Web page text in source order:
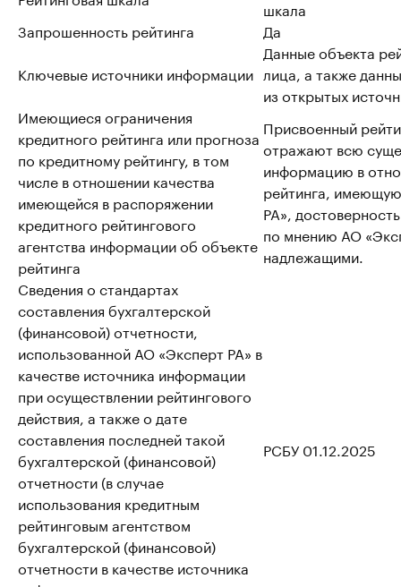
шкала
Запрошенность рейтинга
Да
Ключевые источники информации
Данные объекта
лица, а также
из открытых
Имеющиеся ограничения
кредитного рейтинга или прогноза
по кредитному рейтингу, в том
числе в отношении качества
имеющейся в распоряжении
кредитного рейтингового
агентства информации об объекте
рейтинга
Присвоенный
отражают всю
информацию в
рейтинга,
РА»,
по мнению АО
надлежащими.
Сведения о стандартах
составления бухгалтерской
(финансовой) отчетности,
использованной АО «Эксперт РА» в
качестве источника информации
при осуществлении рейтингового
действия, а также о дате
составления последней такой
бухгалтерской (финансовой)
отчетности (в случае
использования кредитным
рейтинговым агентством
бухгалтерской (финансовой)
отчетности в качестве источника
РСБУ 01.12.2025